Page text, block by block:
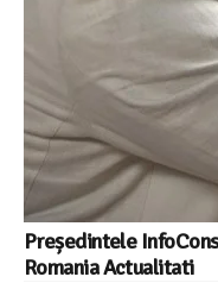
Președintele
Romania Actualitati